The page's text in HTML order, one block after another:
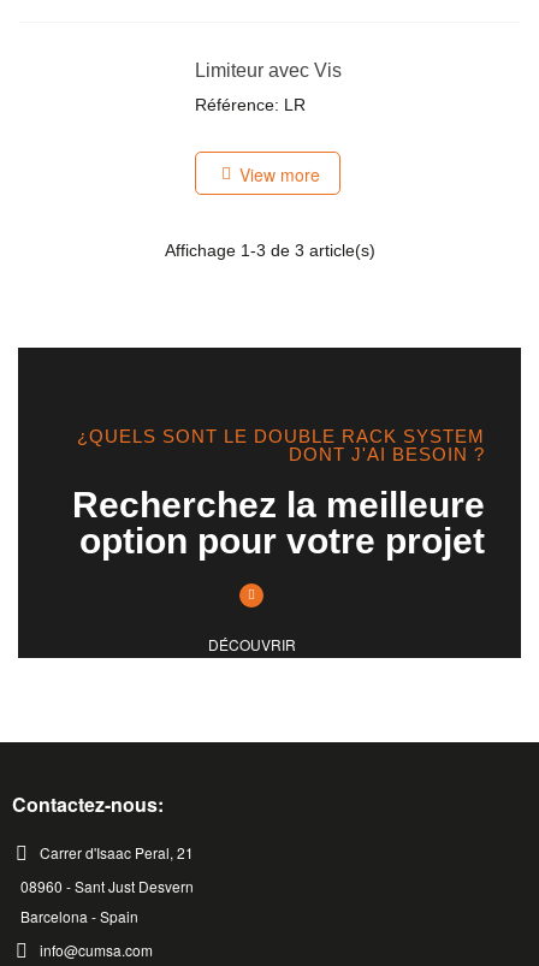
Limiteur avec Vis
Référence: LR
View more
Affichage 1-3 de 3 article(s)
¿QUELS SONT LE DOUBLE RACK SYSTEM
DONT J'AI BESOIN ?
Recherchez la meilleure
option pour votre projet
DÉCOUVRIR
Contactez-nous:
Carrer d'Isaac Peral, 21
08960 - Sant Just Desvern
Barcelona - Spain
info@cumsa.com